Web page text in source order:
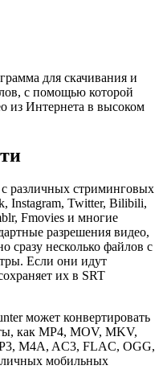
для скачивания и
с помощью которой
из Интернета в высоком
различных стриминговых
Instagram, Twitter, Bilibili,
Fmovies и многие
разрешения видео,
сразу несколько файлов с
Если они идут
их в SRT
может конвертировать
как MP4, MOV, MKV,
M4A, AC3, FLAC, OGG,
мобильных